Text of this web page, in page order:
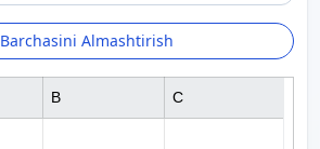
Barchasini Almashtirish
B C